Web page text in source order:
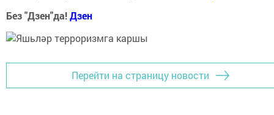
Без "Дзен"да!Дзен
Перейти на страницу новости